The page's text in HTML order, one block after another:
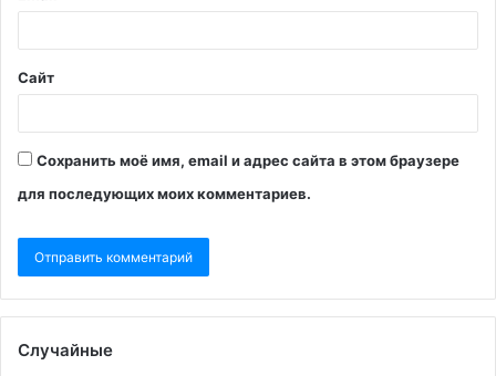
Сайт
Сохранить моё имя, email и адрес сайта в этом браузере
для последующих моих комментариев.
Случайные